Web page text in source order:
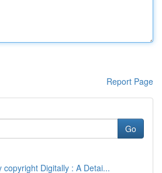
Report Page
Go
copyright Digitally : A Detai...